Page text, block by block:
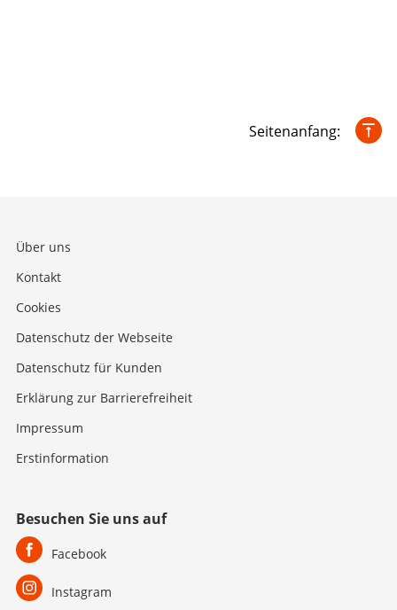
Seitenanfang:
Über uns
Kontakt
Cookies
Datenschutz der Webseite
Datenschutz für Kunden
Erklärung zur Barrierefreiheit
Impressum
Erstinformation
Besuchen Sie uns auf
Facebook
Instagram